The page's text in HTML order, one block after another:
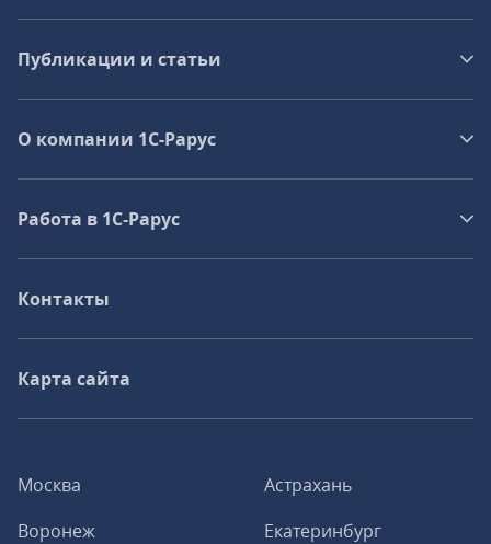
Москва
Астрахань
Воронеж
Екатеринбург
Публикации и статьи
О компании 1C-Рарус
Работа в 1С‑Рарус
Контакты
Карта сайта